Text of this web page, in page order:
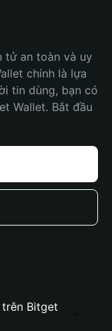
tử an toàn và uy
chính là lựa
tin dùng, bạn có
Wallet. Bắt đầu
Bitget